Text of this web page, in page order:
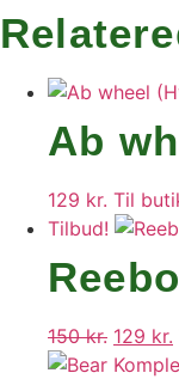
Ab
129 kr. Til
Tilbud!
150kr. Den
129 kr.